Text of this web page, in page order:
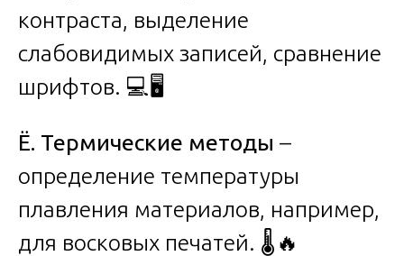
контраста, выделение
слабовидимых записей, сравнение
шрифтов. 💻🖥️
Ё. Термические методы –
определение температуры
плавления материалов, например,
для восковых печатей. 🌡️🔥